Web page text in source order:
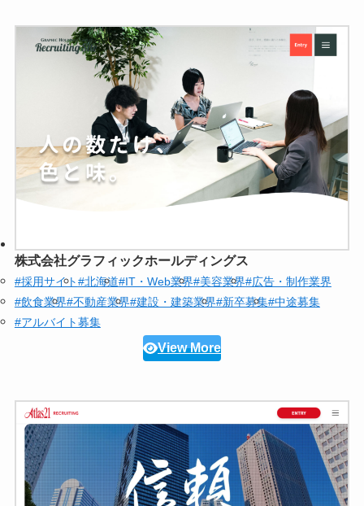
株式会社グラフィックホールディングス
#採用サイト#北海道#IT・Web業界#美容業界#広告・制作業界
#飲食業界#不動産業界#建設・建築業界#新卒募集#中途募集
#アルバイト募集
View More